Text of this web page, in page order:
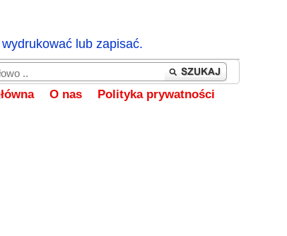
lub zapisać.
O nas Polityka prywatności